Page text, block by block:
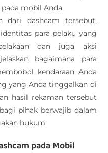
mobil Anda.
dari dashcam tersebut,
para pelaku yang
dan juga aksi
bagaimana para
kendaraan Anda
yang Anda tinggalkan di
hasil rekaman tersebut
pihak berwajib dalam
hukum.
pada Mobil